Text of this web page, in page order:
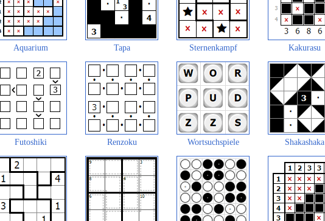
Aquarium Tapa Sternenkampf Kakurasu
Futoshiki Renzoku Wortsuchspiele Shakashaka